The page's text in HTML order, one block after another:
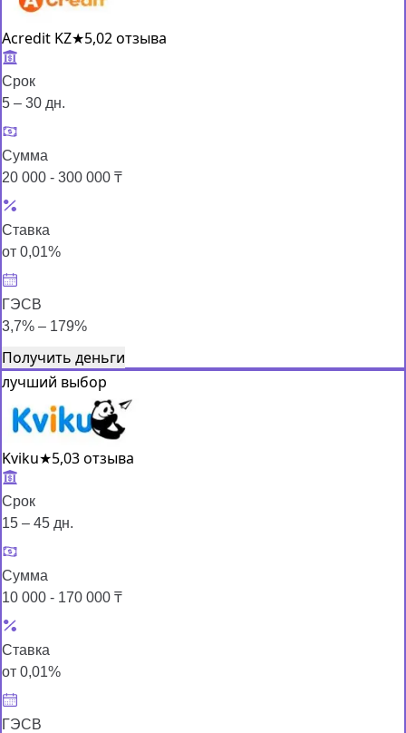
Acredit KZ★5,02 отзыва
Срок
5 – 30 дн.
Сумма
20 000 - 300 000 ₸
Ставка
от 0,01%
ГЭСВ
3,7% – 179%
Получить деньги
лучший выбор
Kviku★5,03 отзыва
Срок
15 – 45 дн.
Сумма
10 000 - 170 000 ₸
Ставка
от 0,01%
ГЭСВ